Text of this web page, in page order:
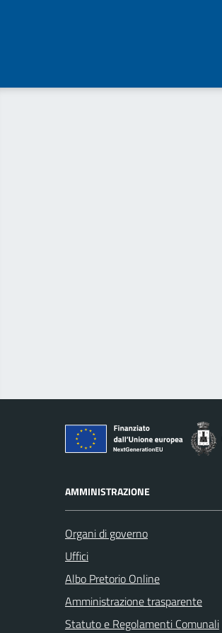
AMMINISTRAZIONE
Organi di governo
Uffici
Albo Pretorio Online
Amministrazione trasparente
Statuto e Regolamenti Comunali